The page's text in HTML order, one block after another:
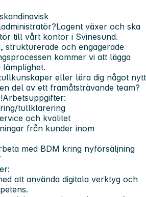
Logent växer och ska
till vårt kontor i Svinesund.
strukturerade och engagerade
kommer vi att lägga
eller lära dig något nytt
del av ett framåtsträvande team?
Arbetsuppgifter:
tullklarering
och kvalitet
från kunder inom
med BDM kring nyförsäljning
att använda digitala verktyg och